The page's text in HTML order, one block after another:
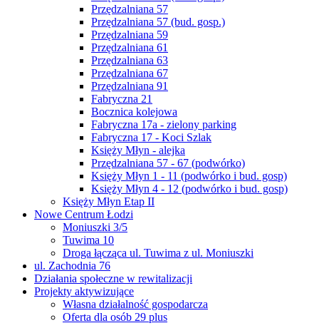
Przędzalniana 57
Przędzalniana 57 (bud. gosp.)
Przędzalniana 59
Przędzalniana 61
Przędzalniana 63
Przędzalniana 67
Przędzalniana 91
Fabryczna 21
Bocznica kolejowa
Fabryczna 17a - zielony parking
Fabryczna 17 - Koci Szlak
Księży Młyn - alejka
Przędzalniana 57 - 67 (podwórko)
Księży Młyn 1 - 11 (podwórko i bud. gosp)
Księży Młyn 4 - 12 (podwórko i bud. gosp)
Księży Młyn Etap II
Nowe Centrum Łodzi
Moniuszki 3/5
Tuwima 10
Droga łącząca ul. Tuwima z ul. Moniuszki
ul. Zachodnia 76
Działania społeczne w rewitalizacji
Projekty aktywizujące
Własna działalność gospodarcza
Oferta dla osób 29 plus